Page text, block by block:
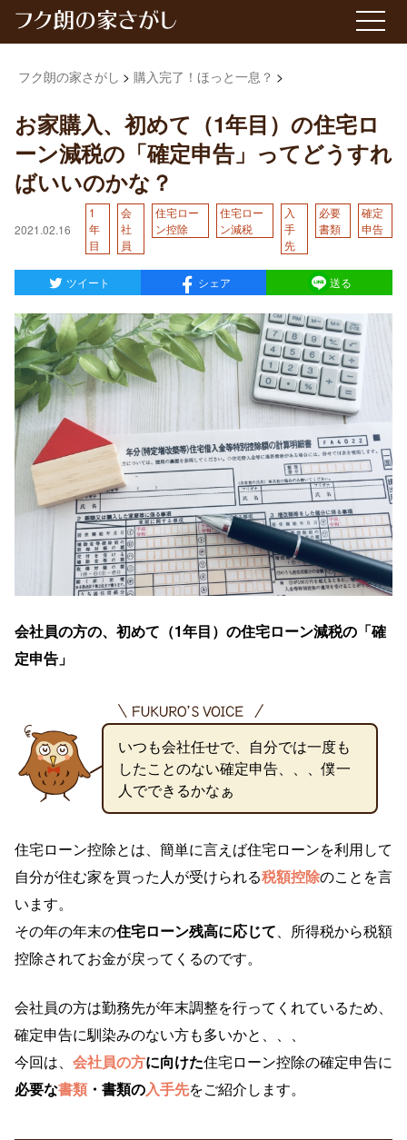
フク朗の家さがし 購入完了！ほっと一息？
お家購入、初めて（1年目）の住宅ロ
ーン減税の「確定申告」ってどうすれ
ばいいのかな？
2021.02.16
1
年
目
会
社
員
住宅ロー
ン控除
住宅ロー
ン減税
入
手
先
必要
書類
確定
申告
ツイート シェア 送る
会社員の方の、初めて（1年目）の住宅ローン減税の「確
定申告」
いつも会社任せで、自分では一度も
したことのない確定申告、、、僕一
人でできるかなぁ
住宅ローン控除とは、簡単に言えば住宅ローンを利用して
自分が住む家を買った人が受けられる税額控除のことを言
います。
その年の年末の住宅ローン残高に応じて、所得税から税額
控除されてお金が戻ってくるのです。
会社員の方は勤務先が年末調整を行ってくれているため、
確定申告に馴染みのない方も多いかと、、、
今回は、 会社員の方に向けた住宅ローン控除の確定申告に
必要な書類 ・書類の入手先をご紹介します。